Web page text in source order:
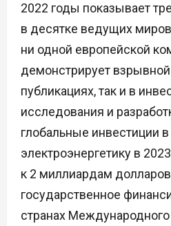
2022 годы показывает
в десятке ведущих
ни одной европейской
демонстрирует
публикациях, так и в
исследования и
глобальные инвестиции
электроэнергетику в
к 2 миллиардам
государственное
странах Международного